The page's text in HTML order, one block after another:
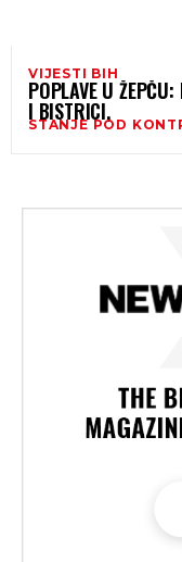
VIJESTI BIH
POPLAVE U
I BISTRICI,
STANJE POD